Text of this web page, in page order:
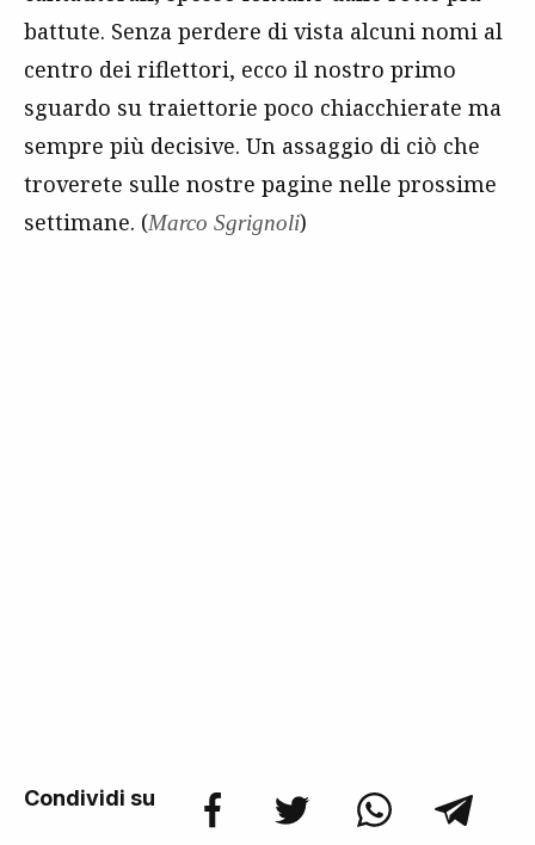
battute. Senza perdere di vista alcuni nomi al
centro dei riflettori, ecco il nostro primo
sguardo su traiettorie poco chiacchierate ma
sempre più decisive. Un assaggio di ciò che
troverete sulle nostre pagine nelle prossime
settimane. (Marco Sgrignoli)
Condividi su